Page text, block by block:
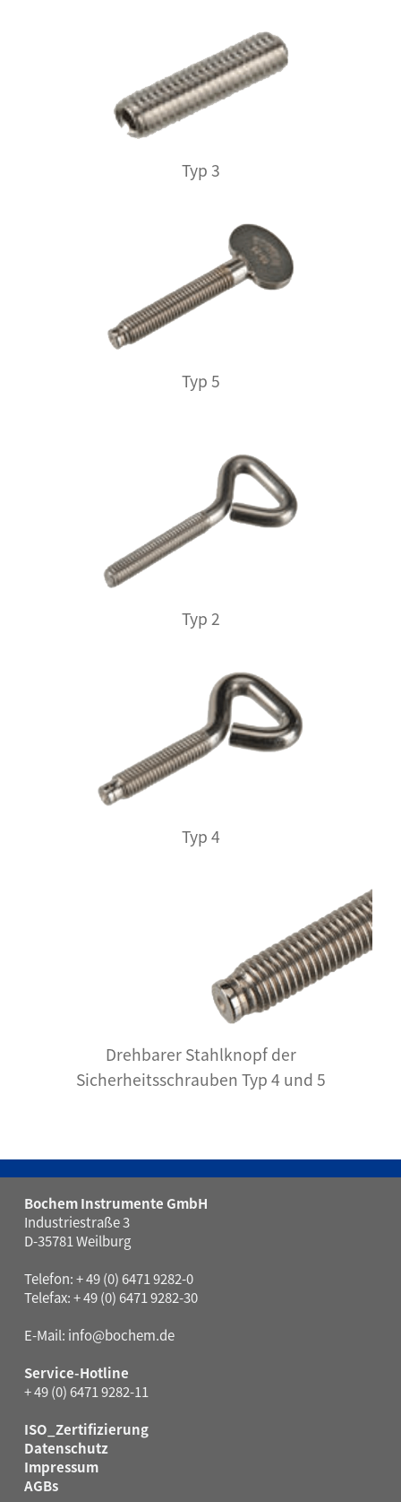
Typ 3
Typ 5
Typ 2
Typ 4
Drehbarer Stahlknopf der
Sicherheitsschrauben Typ 4 und 5
Bochem Instrumente GmbH
Industriestraße 3
D-35781 Weilburg
Telefon: + 49 (0) 6471 9282-0
Telefax: + 49 (0) 6471 9282-30
E-Mail: info@bochem.de
Service-Hotline
+ 49 (0) 6471 9282-11
ISO_Zertifizierung
Datenschutz
Impressum
AGBs